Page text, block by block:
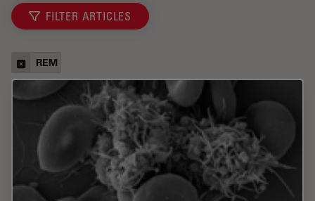
FILTER ARTICLES
REM